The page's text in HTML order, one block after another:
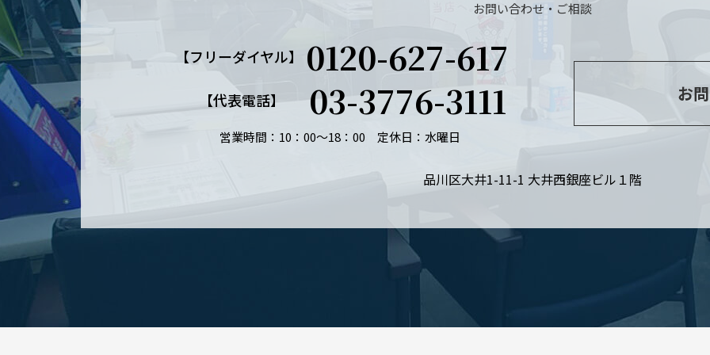
お問い合わせ・ご相談
【フリーダイヤル】 0120-627-617
【代表電話】 03-3776-3111
営業時間：10：00～18：00 定休日：水曜日
お
品川区大井1-11-1 大井西銀座ビル１階